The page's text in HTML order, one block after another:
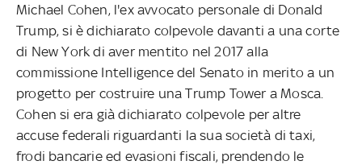
Michael Cohen, l'ex avvocato personale di Donald
Trump, si è dichiarato colpevole davanti a una corte
di New York di aver mentito nel 2017 alla
commissione Intelligence del Senato in merito a un
progetto per costruire una Trump Tower a Mosca.
Cohen si era già dichiarato colpevole per altre
accuse federali riguardanti la sua società di taxi,
frodi bancarie ed evasioni fiscali, prendendo le